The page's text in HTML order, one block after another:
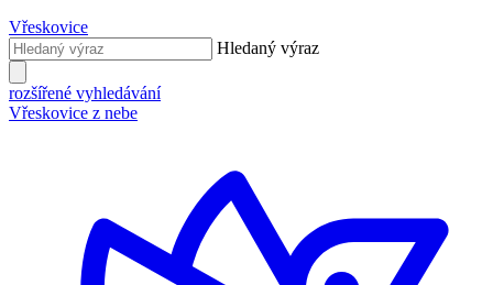
Vřeskovice
Hledaný výraz
rozšířené vyhledávání
Vřeskovice z nebe